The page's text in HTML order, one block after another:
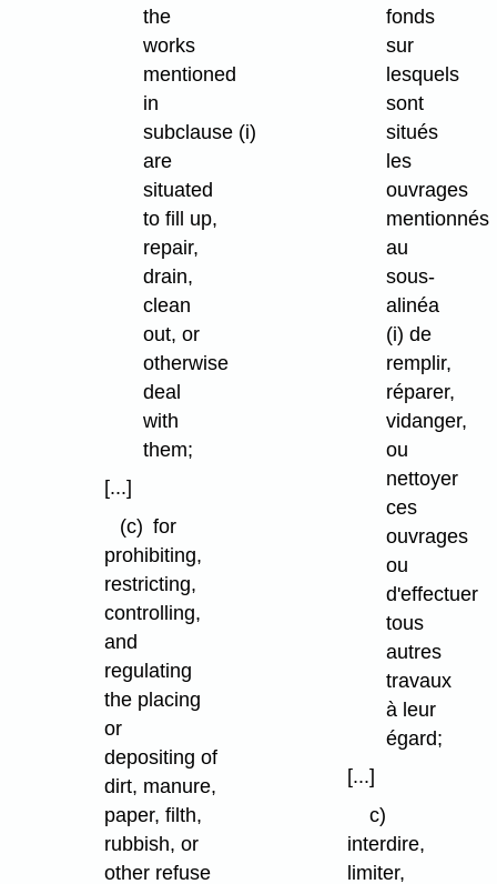
the
works
mentioned
in
subclause (i)
are
situated
to fill up,
repair,
drain,
clean
out, or
otherwise
deal
with
them;
[...]
(c) for
prohibiting,
restricting,
controlling,
and
regulating
the placing
or
depositing of
dirt, manure,
paper, filth,
rubbish, or
other refuse
fonds
sur
lesquels
sont
situés
les
ouvrages
mentionnés
au
sous-
alinéa
(i) de
remplir,
réparer,
vidanger,
ou
nettoyer
ces
ouvrages
ou
d'effectuer
tous
autres
travaux
à leur
égard;
[...]
c)
interdire,
limiter,